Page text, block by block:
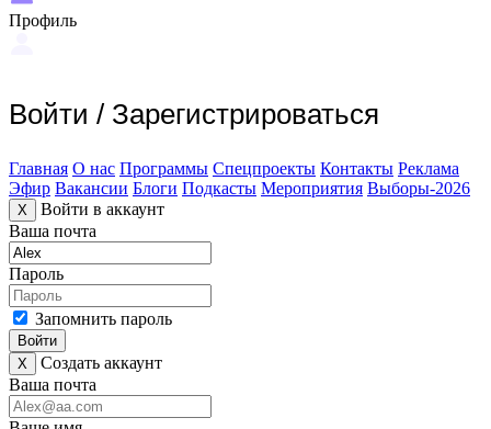
Профиль
Войти / Зарегистрироваться
Главная О нас Программы Спецпроекты Контакты Реклама
Эфир Вакансии Блоги Подкасты Мероприятия Выборы-2026
X
Войти в аккаунт
Ваша почта
Пароль
Запомнить пароль
Войти
X
Создать аккаунт
Ваша почта